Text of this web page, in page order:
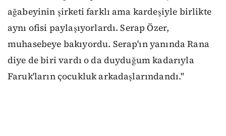
ağabeyinin şirketi farklı ama kardeşiyle birlikte
aynı ofisi paylaşıyorlardı. Serap Özer,
muhasebeye bakıyordu. Serap'ın yanında Rana
diye de biri vardı o da duyduğum kadarıyla
Faruk'ların çocukluk arkadaşlarındandı."